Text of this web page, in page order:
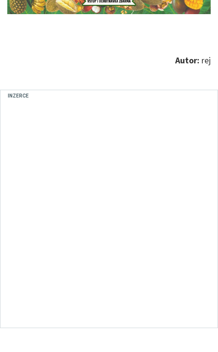
Autor: rej
INZERCE